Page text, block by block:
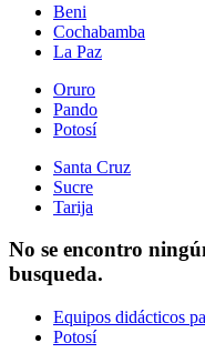
Beni
Cochabamba
La Paz
Oruro
Pando
Potosí
Santa Cruz
Sucre
Tarija
No se encontro
busqueda.
Equipos didácticos
Potosí